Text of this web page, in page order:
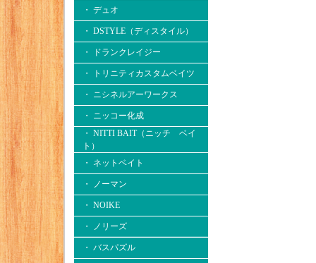
・ デュオ
・ DSTYLE（ディスタイル）
・ ドランクレイジー
・ トリニティカスタムベイツ
・ ニシネルアーワークス
・ ニッコー化成
・ NITTI BAIT（ニッチ ベイ
ト）
・ ネットベイト
・ ノーマン
・ NOIKE
・ ノリーズ
・ バスパズル